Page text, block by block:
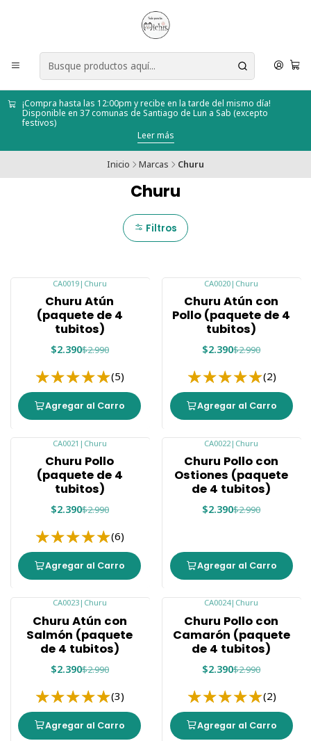
¡Compra hasta las 12:00pm y recibe en la tarde del mismo día!
Disponible en 37 comunas de Santiago de Lun a Sab (excepto
festivos)
Leer más
Inicio Marcas Churu
Churu
Filtros
CA0019| Churu
Churu Atún
(paquete de 4
tubitos)
$2.390$2.990
(5)
Agregar al Carro
CA0020 | Churu
Churu Atún con
Pollo (paquete de 4
tubitos)
$2.390$2.990
(2)
Agregar al Carro
CA0021 | Churu
Churu Pollo
(paquete de 4
tubitos)
$2.390$2.990
(6)
Agregar al Carro
CA0022 | Churu
Churu Pollo con
Ostiones (paquete
de 4 tubitos)
$2.390$2.990
Agregar al Carro
CA0023| Churu
Churu Atún con
Salmón (paquete
de 4 tubitos)
$2.390$2.990
(3)
Agregar al Carro
CA0024| Churu
Churu Pollo con
Camarón (paquete
de 4 tubitos)
$2.390$2.990
(2)
Agregar al Carro